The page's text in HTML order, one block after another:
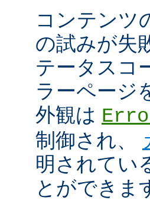
コンテンツ
の試みが失
テータスコ
ラーページ
外観は
制御され、
明されてい
とができま